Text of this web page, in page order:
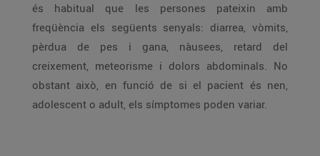
és habitual que les persones pateixin amb
freqüència els següents senyals: diarrea, vòmits,
pèrdua de pes i gana, nàusees, retard del
creixement, meteorisme i dolors abdominals. No
obstant això, en funció de si el pacient és nen,
adolescent o adult, els símptomes poden variar.